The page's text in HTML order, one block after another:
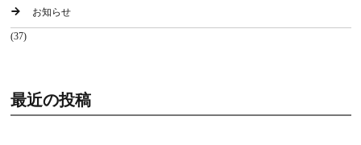
お知らせ
(37)
最近の投稿